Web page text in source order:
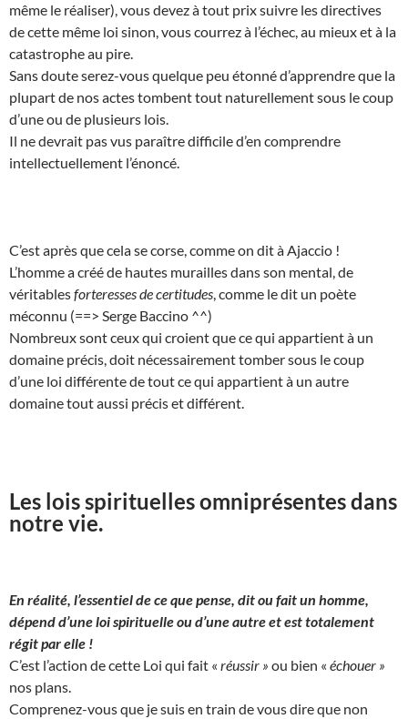
même le réaliser), vous devez à tout prix suivre les directives
de cette même loi sinon, vous courrez à l’échec, au mieux et à la
catastrophe au pire.
Sans doute serez-vous quelque peu étonné d’apprendre que la
plupart de nos actes tombent tout naturellement sous le coup
d’une ou de plusieurs lois.
Il ne devrait pas vus paraître difficile d’en comprendre
intellectuellement l’énoncé.
C’est après que cela se corse, comme on dit à Ajaccio !
L’homme a créé de hautes murailles dans son mental, de
véritablesforteresses de certitudes , comme le dit un poète
méconnu (==> Serge Baccino ^^)
Nombreux sont ceux qui croient que ce qui appartient à un
domaine précis, doit nécessairement tomber sous le coup
d’une loi différente de tout ce qui appartient à un autre
domaine tout aussi précis et différent.
Les lois spirituelles omniprésentes dans
notre vie.
En réalité, l’essentiel de ce que pense, dit ou fait un homme,
dépend d’une loi spirituelle ou d’une autre et est totalement
régit par elle !
C’est l’action de cette Loi qui fait « réussir » ou bien « échouer »
nos plans.
Comprenez-vous que je suis en train de vous dire que non